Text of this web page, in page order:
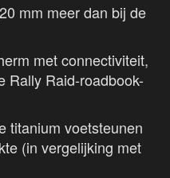
mm meer dan bij de
met connectiviteit,
Rally Raid-roadbook-
titanium voetsteunen
(in vergelijking met